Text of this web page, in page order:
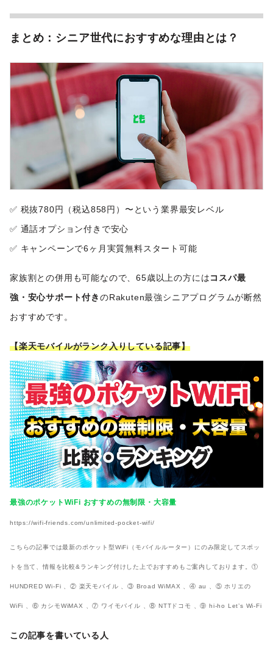
まとめ：シニア世代におすすめな理由とは？
✅ 税抜780円（税込858円）〜という業界最安レベル
✅ 通話オプション付きで安心
✅ キャンペーンで6ヶ月実質無料スタート可能
家族割との併用も可能なので、65歳以上の方にはコスパ最
強・安心サポート付きのRakuten最強シニアプログラムが断然
おすすめです。
【楽天モバイルがランク入りしている記事】
最強のポケットWiFi おすすめの無制限・大容量
https://wifi-friends.com/unlimited-pocket-wifi/
こちらの記事では最新のポケット型WiFi（モバイルルーター）にのみ限定してスポッ
トを当て、情報を比較&ランキング付けした上でおすすめもご案内しております。①
HUNDRED Wi-Fi 、② 楽天モバイル 、③ Broad WiMAX 、④ au 、⑤ ホリエの
WiFi 、⑥ カシモWiMAX 、⑦ ワイモバイル 、⑧ NTTドコモ 、⑨ hi-ho Let’s Wi-Fi
この記事を書いている人